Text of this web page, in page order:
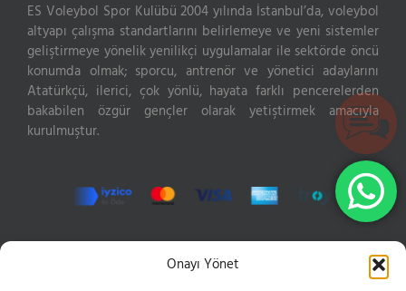
Onayı Yönet
ES Voleybol Spor Kulübü 2004 yılında İstanbul’da, voleybol
altyapı çalışma standartlarını belirlemeye ve yeni sistemler
geliştirmeye yönelik yenilikçi uygulamalar ile sektörde öncü
konumda olmak; sporcu, antrenör ve yönetici adaylarını
Atatürkçü, ilerici, çok yönlü, hayata farklı pencerelerden
bakabilen özgür gençler olarak yetiştirmek amacıyla
kurulmuştur.
Live Support